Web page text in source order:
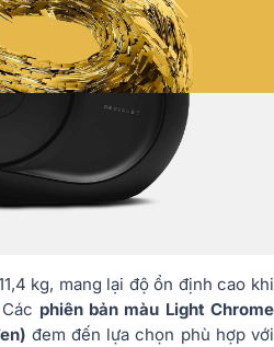
kg, mang lại độ ổn định cao khi
phiên bản màu Light Chrome
đem đến lựa chọn phù hợp với